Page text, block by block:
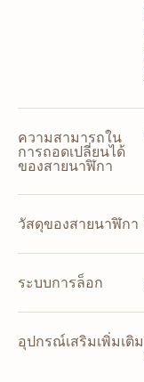
ความสามารถใน
การถอดเปลี่ยนได้
ของสายนาฬิกา
วัสดุของสายนาฬิกา
ระบบการล็อก
อุปกรณ์เสริมเพิ่มเติม